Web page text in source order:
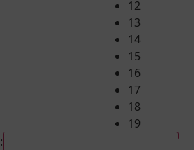
12
13
14
15
16
17
18
19
: